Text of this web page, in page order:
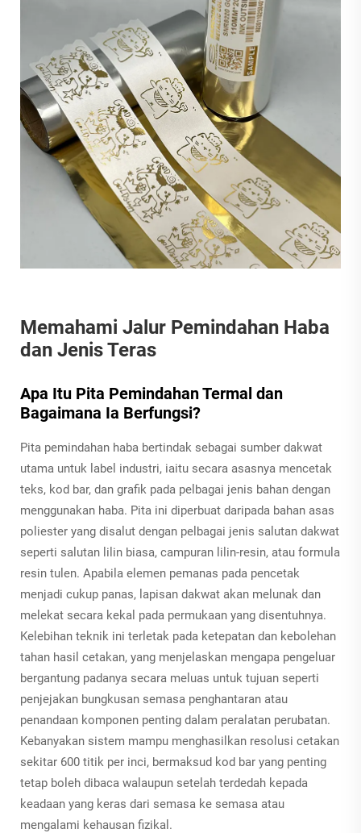
Memahami Jalur Pemindahan Haba
dan Jenis Teras
Apa Itu Pita Pemindahan Termal dan
Bagaimana Ia Berfungsi?
Pita pemindahan haba bertindak sebagai sumber dakwat
utama untuk label industri, iaitu secara asasnya mencetak
teks, kod bar, dan grafik pada pelbagai jenis bahan dengan
menggunakan haba. Pita ini diperbuat daripada bahan asas
poliester yang disalut dengan pelbagai jenis salutan dakwat
seperti salutan lilin biasa, campuran lilin-resin, atau formula
resin tulen. Apabila elemen pemanas pada pencetak
menjadi cukup panas, lapisan dakwat akan melunak dan
melekat secara kekal pada permukaan yang disentuhnya.
Kelebihan teknik ini terletak pada ketepatan dan kebolehan
tahan hasil cetakan, yang menjelaskan mengapa pengeluar
bergantung padanya secara meluas untuk tujuan seperti
penjejakan bungkusan semasa penghantaran atau
penandaan komponen penting dalam peralatan perubatan.
Kebanyakan sistem mampu menghasilkan resolusi cetakan
sekitar 600 titik per inci, bermaksud kod bar yang penting
tetap boleh dibaca walaupun setelah terdedah kepada
keadaan yang keras dari semasa ke semasa atau
mengalami kehausan fizikal.